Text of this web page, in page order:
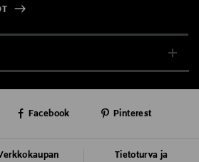
Tietoturva ja
Facebook Pinterest